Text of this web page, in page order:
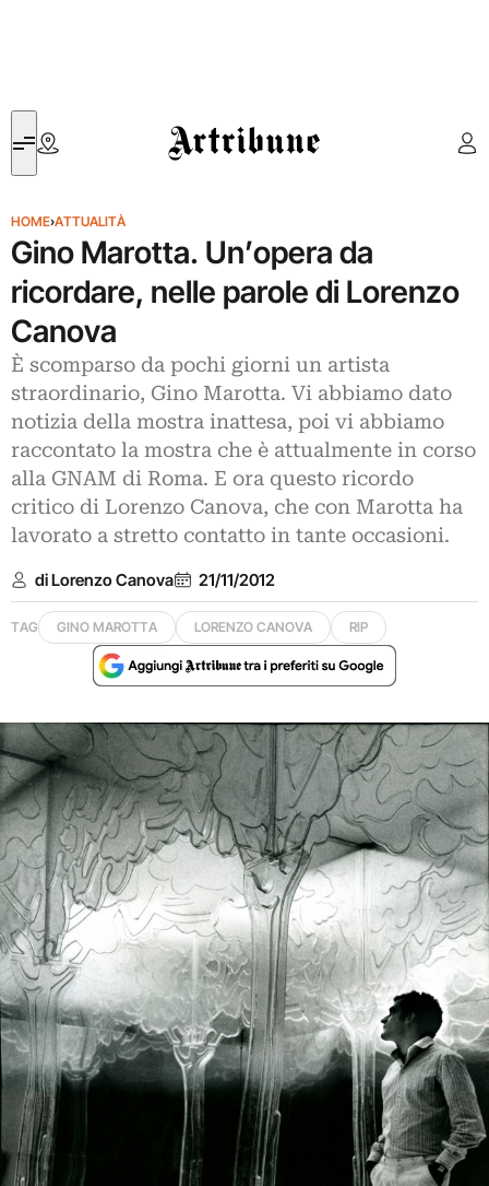
Artribune
HOME›ATTUALITÀ
Gino Marotta. Un’opera da
ricordare, nelle parole di Lorenzo
Canova
È scomparso da pochi giorni un artista
straordinario, Gino Marotta. Vi abbiamo dato
notizia della mostra inattesa, poi vi abbiamo
raccontato la mostra che è attualmente in corso
alla GNAM di Roma. E ora questo ricordo
critico di Lorenzo Canova, che con Marotta ha
lavorato a stretto contatto in tante occasioni.
di Lorenzo Canova 21/11/2012
TAG GINO MAROTTA LORENZO CANOVA RIP